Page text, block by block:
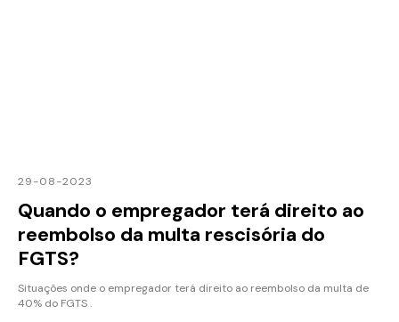
29-08-2023
Quando o empregador terá direito ao
reembolso da multa rescisória do
FGTS?
Situações onde o empregador terá direito ao reembolso da multa de
40% do FGTS .